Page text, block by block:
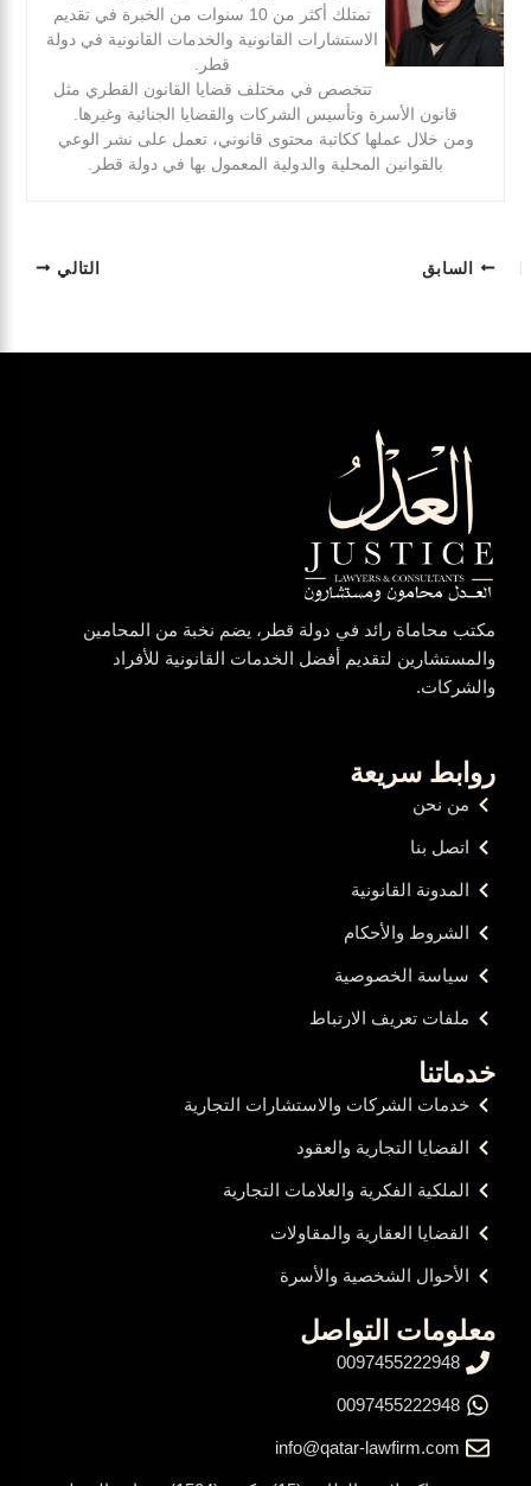
تمتلك أكثر من 10 سنوات من الخبرة في تقديم
الاستشارات القانونية والخدمات القانونية في دولة
قطر.
تتخصص في مختلف قضايا القانون القطري مثل
قانون الأسرة وتأسيس الشركات والقضايا الجنائية وغيرها.
ومن خلال عملها ككاتبة محتوى قانوني، تعمل على نشر الوعي
بالقوانين المحلية والدولية المعمول بها في دولة قطر.
السابق التالي
مكتب محاماة رائد في دولة قطر، يضم نخبة من المحامين
والمستشارين لتقديم أفضل الخدمات القانونية للأفراد
والشركات.
روابط سريعة
من نحن
اتصل بنا
المدونة القانونية
الشروط والأحكام
سياسة الخصوصية
ملفات تعريف الارتباط
خدماتنا
خدمات الشركات والاستشارات التجارية
القضايا التجارية والعقود
الملكية الفكرية والعلامات التجارية
القضايا العقارية والمقاولات
الأحوال الشخصية والأسرة
معلومات التواصل
0097455222948
0097455222948
info@qatar-lawfirm.com